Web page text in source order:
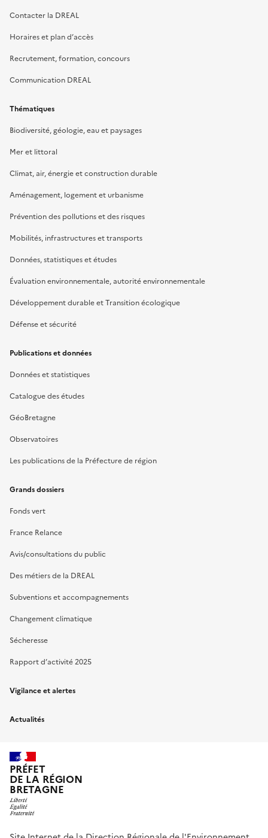
Contacter la DREAL
Horaires et plan d’accès
Recrutement, formation, concours
Communication DREAL
Thématiques
Biodiversité, géologie, eau et paysages
Mer et littoral
Climat, air, énergie et construction durable
Aménagement, logement et urbanisme
Prévention des pollutions et des risques
Mobilités, infrastructures et transports
Données, statistiques et études
Évaluation environnementale, autorité environnementale
Développement durable et Transition écologique
Défense et sécurité
Publications et données
Données et statistiques
Catalogue des études
GéoBretagne
Observatoires
Les publications de la Préfecture de région
Grands dossiers
Fonds vert
France Relance
Avis/consultations du public
Des métiers de la DREAL
Subventions et accompagnements
Changement climatique
Sécheresse
Rapport d’activité 2025
Vigilance et alertes
Actualités
PRÉFET
DE LA RÉGION
BRETAGNE